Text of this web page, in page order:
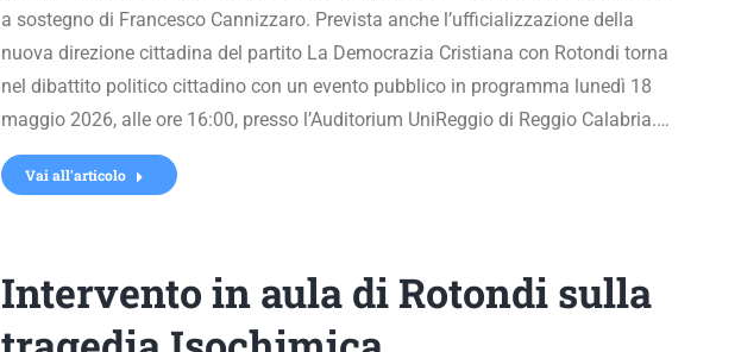
a sostegno di Francesco Cannizzaro. Prevista anche l’ufficializzazione della
nuova direzione cittadina del partito La Democrazia Cristiana con Rotondi torna
nel dibattito politico cittadino con un evento pubblico in programma lunedì 18
maggio 2026, alle ore 16:00, presso l’Auditorium UniReggio di Reggio Calabria.…
Vai all'articolo
Intervento in aula di Rotondi sulla